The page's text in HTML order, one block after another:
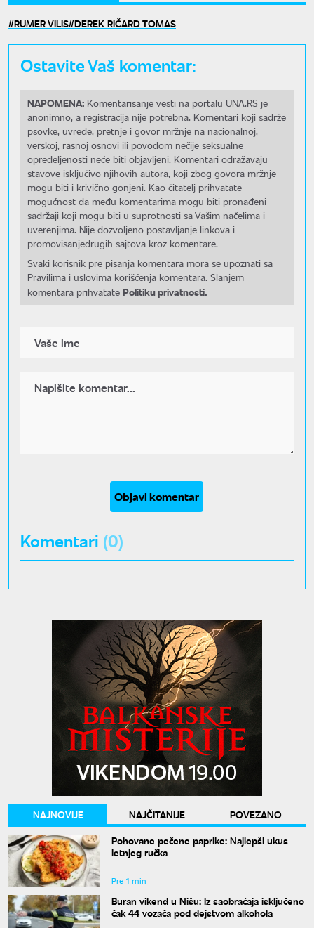
RUMER VILIS DEREK RIČARD TOMAS
Ostavite Vaš komentar:
NAPOMENA: Komentarisanje vesti na portalu UNA.RS je
anonimno, a registracija nije potrebna. Komentari koji sadrže
psovke, uvrede, pretnje i govor mržnje na nacionalnoj,
verskoj, rasnoj osnovi ili povodom nečije seksualne
opredeljenosti neće biti objavljeni. Komentari odražavaju
stavove isključivo njihovih autora, koji zbog govora mržnje
mogu biti i krivično gonjeni. Kao čitatelj prihvatate
mogućnost da među komentarima mogu biti pronađeni
sadržaji koji mogu biti u suprotnosti sa Vašim načelima i
uverenjima. Nije dozvoljeno postavljanje linkova i
promovisanjedrugih sajtova kroz komentare.
Svaki korisnik pre pisanja komentara mora se upoznati sa
Pravilima i uslovima korišćenja komentara. Slanjem
komentara prihvatate Politiku privatnosti.
Objavi komentar
Komentari (0)
NAJNOVIJE NAJČITANIJE
POVEZANO
Pohovane pečene paprike: Najlepši ukus
letnjeg ručka
Pre 1 min
Buran vikend u Nišu: Iz saobraćaja isključeno
čak 44 vozača pod dejstvom alkohola